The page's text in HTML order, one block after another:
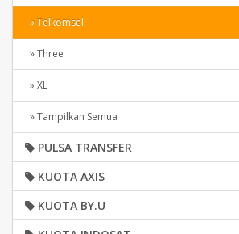
» Telkomsel
» Three
» XL
» Tampilkan Semua
PULSA TRANSFER
KUOTA AXIS
KUOTA BY.U